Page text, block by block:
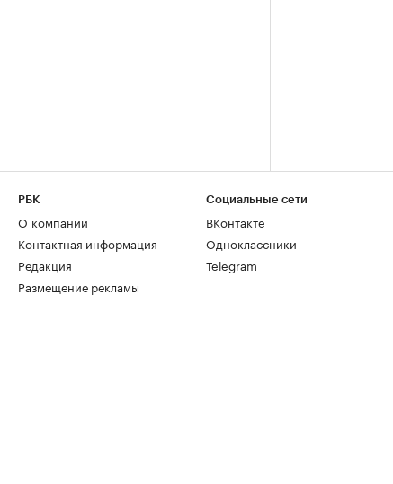
РБК
О компании
Контактная информация
Редакция
Размещение рекламы
Социальные сети
ВКонтакте
Одноклассники
Telegram